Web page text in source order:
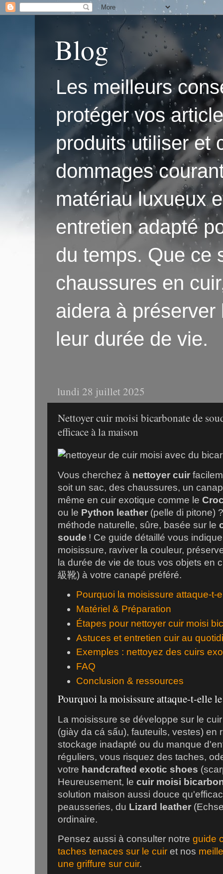
Blog
Les meilleurs
protéger vos
produits utiliser et
dommages
matériau luxueux
entretien adapté
du temps. Que ce
chaussures en
aidera à
leur durée de vie.
lundi 28 juillet 2025
Nettoyer cuir moisi bicarbonate de
efficace à la maison
Vous cherchez à nettoyer cuir
soit un sac, des chaussures, un
même en cuir exotique comme le
ou le Python leather (pelle di pitone)
méthode naturelle, sûre, basée sur le
soude ! Ce guide détaillé vous
moisissure, raviver la couleur,
la durée de vie de tous vos objets en
級靴) à votre canapé préféré.
Pourquoi la moisissure attaque-t-
Matériel & Préparation
Étapes pour nettoyer cuir moisi
Astuces et entretien cuir au
Exemples : nettoyez des cuirs
FAQ
Conclusion & ressources
Pourquoi la moisissure attaque-t-elle
La moisissure se développe sur le
(giày da cá sấu), fauteuils, vestes) en
stockage inadapté ou du manque
réguliers, vous risquez des taches,
votre handcrafted exotic shoes (
Heureusement, le cuir moisi
solution maison aussi douce
peausseries, du Lizard leather (
ordinaire.
Pensez aussi à consulter notre guide
taches tenaces sur le cuir et nos
une griffure sur cuir.